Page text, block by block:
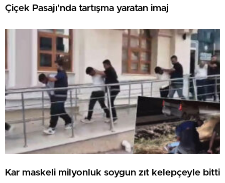
Çiçek Pasajı’nda tartışma yaratan imaj
Kar maskeli milyonluk soygun zıt kelepçeyle bitti